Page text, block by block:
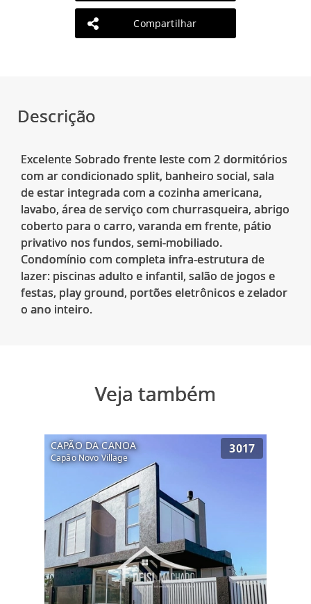
Compartilhar
Descrição
Excelente Sobrado frente leste com 2 dormitórios
com ar condicionado split, banheiro social, sala
de estar integrada com a cozinha americana,
lavabo, área de serviço com churrasqueira, abrigo
coberto para o carro, varanda em frente, pátio
privativo nos fundos, semi-mobiliado.
Condomínio com completa infra-estrutura de
lazer: piscinas adulto e infantil, salão de jogos e
festas, play ground, portões eletrônicos e zelador
Veja também
CAPÃO DA CANOA
Capão Novo Village
3017